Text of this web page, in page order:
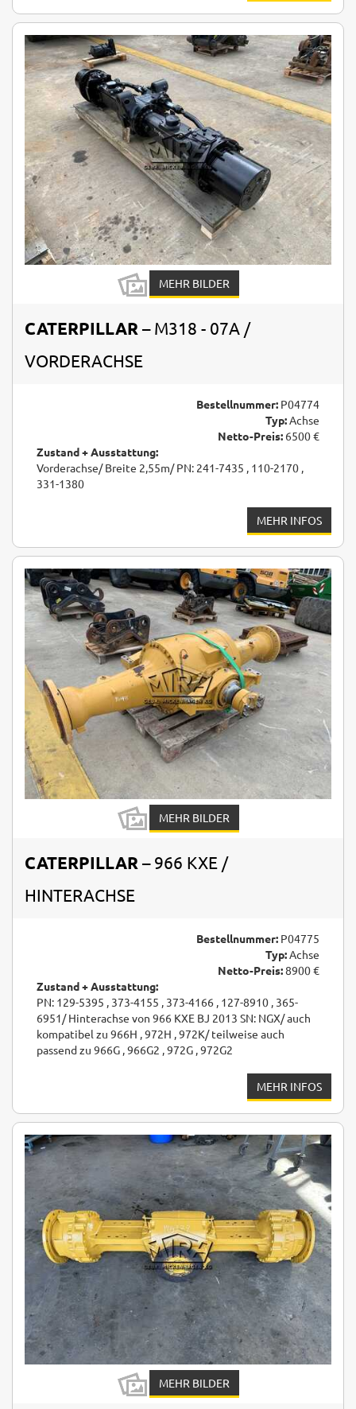
MEHR BILDER
CATERPILLAR – M318 - 07A /
VORDERACHSE
Bestellnummer: P04774
Typ:Achse
Netto-Preis: 6500 €
Zustand + Ausstattung:
Vorderachse/ Breite 2,55m/ PN: 241-7435 , 110-2170 ,
331-1380
MEHR INFOS
MEHR BILDER
CATERPILLAR – 966 KXE /
HINTERACHSE
Bestellnummer: P04775
Typ:Achse
Netto-Preis:8900 €
Zustand + Ausstattung:
PN: 129-5395 , 373-4155 , 373-4166 , 127-8910 , 365-
6951/ Hinterachse von 966 KXE BJ 2013 SN: NGX/ auch
kompatibel zu 966H , 972H , 972K/ teilweise auch
passend zu 966G , 966G2 , 972G , 972G2
MEHR INFOS
MEHR BILDER